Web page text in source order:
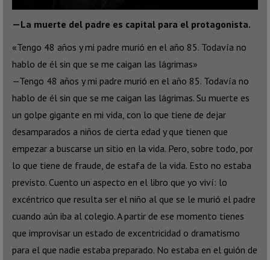
—La muerte del padre es capital para el protagonista.
«Tengo 48 años y mi padre murió en el año 85. Todavía no
hablo de él sin que se me caigan las lágrimas»
—Tengo 48 años y mi padre murió en el año 85. Todavía no
hablo de él sin que se me caigan las lágrimas. Su muerte es
un golpe gigante en mi vida, con lo que tiene de dejar
desamparados a niños de cierta edad y que tienen que
empezar a buscarse un sitio en la vida. Pero, sobre todo, por
lo que tiene de fraude, de estafa de la vida. Esto no estaba
previsto. Cuento un aspecto en el libro que yo viví: lo
excéntrico que resulta ser el niño al que se le murió el padre
cuando aún iba al colegio. A partir de ese momento tienes
que improvisar un estado de excentricidad o dramatismo
para el que nadie estaba preparado. No estaba en el guión de